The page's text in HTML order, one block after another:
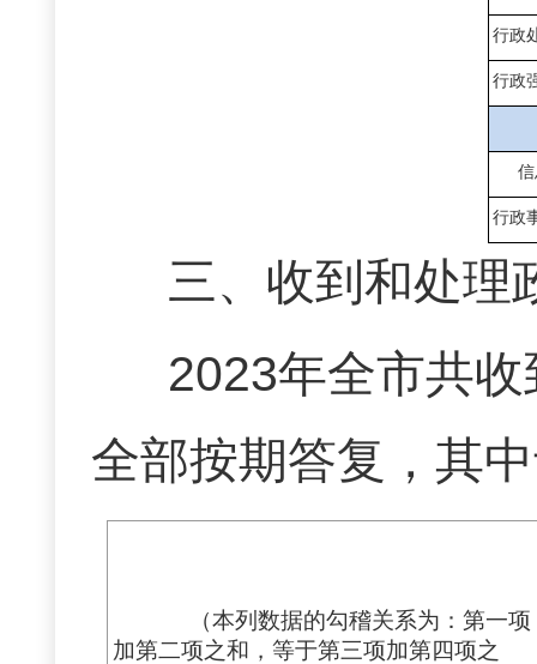
行政
行政
行政
三、收到和处理
2023年全市共
全部按期答复，其
（本列数据的勾稽关系为：第一项
加第二项之和，等于第三项加第四项之